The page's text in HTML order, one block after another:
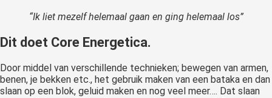
“Ik liet mezelf helemaal gaan en ging helemaal los”
Dit doet Core Energetica.
Door middel van verschillende technieken; bewegen van armen,
benen, je bekken etc., het gebruik maken van een bataka en dan
slaan op een blok, geluid maken en nog veel meer…. Dat slaan